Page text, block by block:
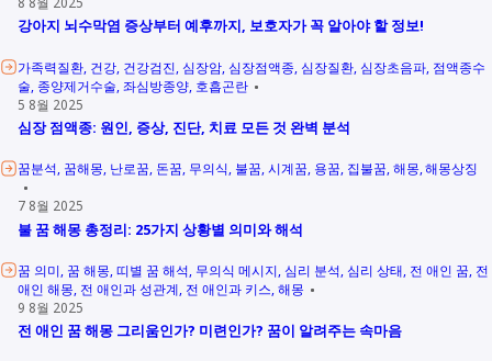
강아지 뇌수막염 증상부터 예후까지, 보호자가 꼭 알아야 할 정보!
가족력질환 건강 건강검진 심장암 심장점액종 심장질환 심장초음파 점액종수
술 종양제거수술 좌심방종양 호흡곤란
5 8월 2025
심장 점액종: 원인, 증상, 진단, 치료 모든 것 완벽 분석
꿈분석 꿈해몽 난로꿈 돈꿈 무의식 불꿈 시계꿈 용꿈 집불꿈 해몽 해몽상징
7 8월 2025
불 꿈 해몽 총정리: 25가지 상황별 의미와 해석
꿈 의미 꿈 해몽 띠별 꿈 해석 무의식 메시지 심리 분석 심리 상태 전 애인 꿈 전
애인 해몽 전 애인과 성관계 전 애인과 키스 해몽
9 8월 2025
전 애인 꿈 해몽 그리움인가? 미련인가? 꿈이 알려주는 속마음